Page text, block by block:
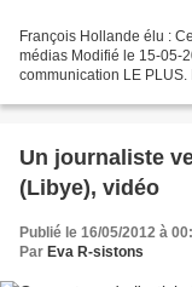
François Hollande élu :
médias Modifié le 15-05-
communication LE
Un journaliste
(Libye), vidéo
Publié le 16/05/2012 à
Par Eva R-sistons